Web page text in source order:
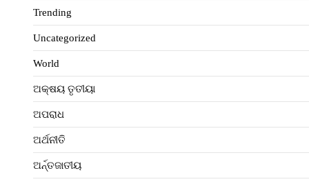
Trending
Uncategorized
World
ଅକ୍ଷୟ ତୃତୀୟା
ଅପରାଧ
ଅର୍ଥନୀତି
ଅର୍ନ୍ତଜାତୀୟ